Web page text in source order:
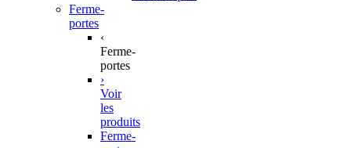
Ferme-
portes
‹
Ferme-
portes
›
Voir
les
produits
Ferme-